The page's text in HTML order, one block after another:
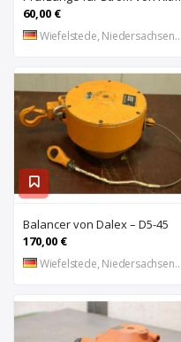
60,00 €
Wiefelstede, Niedersachsen, DE
Balancer von Dalex – D5-45
170,00 €
Wiefelstede, Niedersachsen, DE